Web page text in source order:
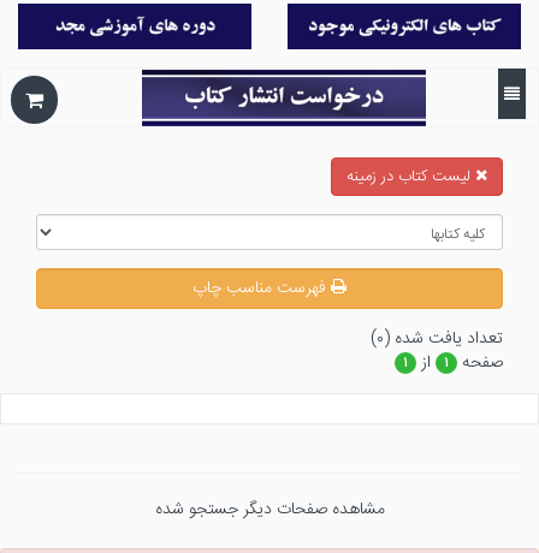
ليست كتاب در زمينه
فهرست مناسب چاپ
تعداد يافت شده (۰)
صفحه
۱ از ۱
مشاهده صفحات دیگر جستجو شده